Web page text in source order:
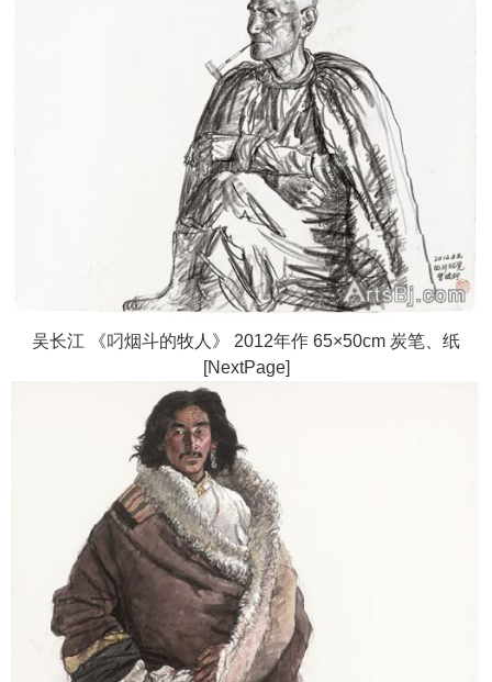
吴长江 《叼烟斗的牧人》 2012年作 65×50cm 炭笔、纸
[NextPage]